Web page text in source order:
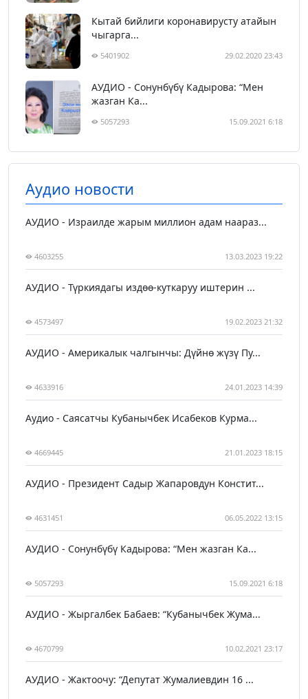
Кытай бийлиги коронавирусту атайын
чыгарга...
5401902 29.02.2020 23:43
АУДИО - Сонунбүбү Кадырова: “Мен
жазган Ка...
5057293 15.09.2021 6:18
Аудио новости
АУДИО - Израилде жарым миллион адам наараз...
4603255 13.03.2023 19:22
АУДИО - Түркиядагы издөө-куткаруу иштерин ...
4573497 19.02.2023 21:32
АУДИО - Америкалык чалгынчы: Дүйнө жүзү Пу...
4633916 24.01.2023 14:39
Аудио - Саясатчы Кубанычбек Исабеков Курма...
4669445 21.01.2023 18:15
АУДИО - Президент Садыр Жапаровдун Констит...
4631451 06.05.2022 13:15
АУДИО - Сонунбүбү Кадырова: “Мен жазган Ка...
5057293 15.09.2021 6:18
АУДИО - Жыргалбек Бабаев: “Кубанычбек Жума...
4670799 10.02.2021 23:17
АУДИО - Жактоочу: “Депутат Жумалиевдин 16 ...